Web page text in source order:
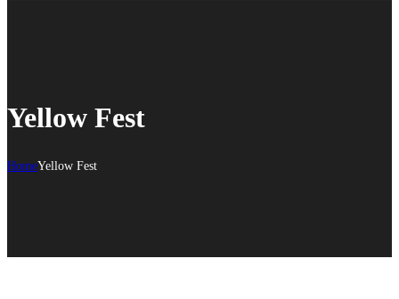
Yellow Fest
HomeYellow Fest